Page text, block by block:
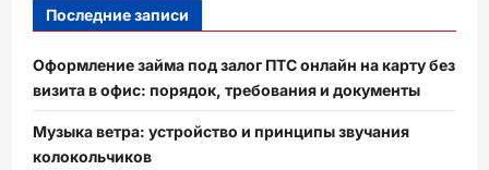
Последние записи
Оформление займа под залог ПТС онлайн на карту без
визита в офис: порядок, требования и документы
Музыка ветра: устройство и принципы звучания
колокольчиков